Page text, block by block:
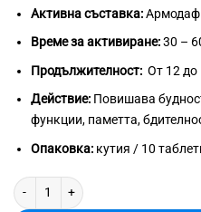
was:
51.50€.
е:
Активна съставка:
Време за активиране:30 –
Продължителност:От 12 до
Действие:Повишава
функции, паметта,
Опаковка:кутия / 10
количество за Армодафинил-150